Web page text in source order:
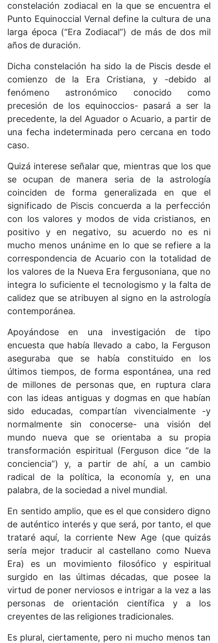
constelación zodiacal en la que se encuentra el
Punto Equinoccial Vernal define la cultura de una
larga época (“Era Zodiacal”) de más de dos mil
años de duración.
Dicha constelación ha sido la de Piscis desde el
comienzo de la Era Cristiana, y -debido al
fenómeno astronómico conocido como
precesión de los equinoccios- pasará a ser la
precedente, la del Aguador o Acuario, a partir de
una fecha indeterminada pero cercana en todo
caso.
Quizá interese señalar que, mientras que los que
se ocupan de manera seria de la astrología
coinciden de forma generalizada en que el
significado de Piscis concuerda a la perfección
con los valores y modos de vida cristianos, en
positivo y en negativo, su acuerdo no es ni
mucho menos unánime en lo que se refiere a la
correspondencia de Acuario con la totalidad de
los valores de la Nueva Era fergusoniana, que no
integra lo suficiente el tecnologismo y la falta de
calidez que se atribuyen al signo en la astrología
contemporánea.
Apoyándose en una investigación de tipo
encuesta que había llevado a cabo, la Ferguson
aseguraba que se había constituido en los
últimos tiempos, de forma espontánea, una red
de millones de personas que, en ruptura clara
con las ideas antiguas y dogmas en que habían
sido educadas, compartían vivencialmente -y
normalmente sin conocerse- una visión del
mundo nueva que se orientaba a su propia
transformación espiritual (Ferguson dice “de la
conciencia”) y, a partir de ahí, a un cambio
radical de la política, la economía y, en una
palabra, de la sociedad a nivel mundial.
En sentido amplio, que es el que considero digno
de auténtico interés y que será, por tanto, el que
trataré aquí, la corriente New Age (que quizás
sería mejor traducir al castellano como Nueva
Era) es un movimiento filosófico y espiritual
surgido en las últimas décadas, que posee la
virtud de poner nerviosos e intrigar a la vez a las
personas de orientación científica y a los
creyentes de las religiones tradicionales.
Es plural, ciertamente, pero ni mucho menos tan